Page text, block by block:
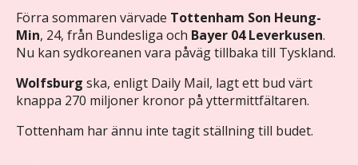
Förra sommaren värvade Tottenham Son Heung-
Min, 24, från Bundesliga och Bayer 04 Leverkusen.
Nu kan sydkoreanen vara påväg tillbaka till Tyskland.
Wolfsburg ska, enligt Daily Mail, lagt ett bud värt
knappa 270 miljoner kronor på yttermittfältaren.
Tottenham har ännu inte tagit ställning till budet.